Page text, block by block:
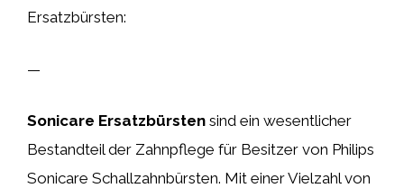
Ersatzbürsten:
—
Sonicare Ersatzbürsten sind ein wesentlicher
Bestandteil der Zahnpflege für Besitzer von Philips
Sonicare Schallzahnbürsten. Mit einer Vielzahl von